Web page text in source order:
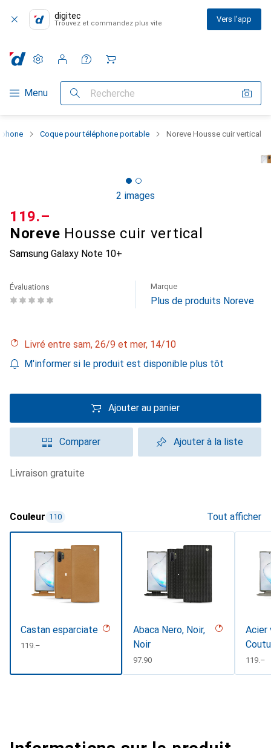
digitec
Trouvez et commandez plus vite Vers l'app
Navigation par catégorie
Menu Recherche
Paramètres
Compte client
Listes de comparaison
Listes d'envies
Panier
Coque pour téléphone portable Noreve Housse cuir vertical
2 images
Noreve Housse cuir vertical
Samsung Galaxy Note 10+
CHF
119.–
Évaluations Marque
Plus de produits Noreve
Livré entre sam, 26/9 et mer, 14/10
M'informer si le produit est disponible plus tôt
Ajouter au panier
Comparer Ajouter à la liste
livraison gratuite
Couleur 110 Tout afficher
Castan esparciate
CHF
119.–
Abaca Nero, Noir,
Noir
CHF
97.90
Acier
CHF
119.–